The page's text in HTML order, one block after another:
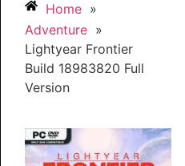
Home »
Adventure »
Lightyear Frontier
Build 18983820 Full
Version